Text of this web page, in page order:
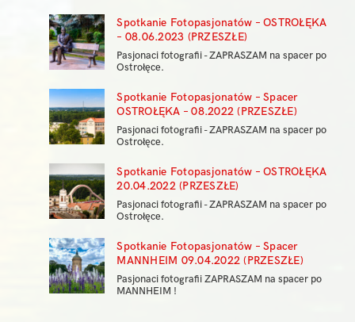
Spotkanie Fotopasjonatów – OSTROŁĘKA
– 08.06.2023 (PRZESZŁE)
Pasjonaci fotografii - ZAPRASZAM na spacer po
Ostrołęce.
Spotkanie Fotopasjonatów – Spacer
OSTROŁĘKA – 08.2022 (PRZESZŁE)
Pasjonaci fotografii - ZAPRASZAM na spacer po
Ostrołęce.
Spotkanie Fotopasjonatów – OSTROŁĘKA
20.04.2022 (PRZESZŁE)
Pasjonaci fotografii - ZAPRASZAM na spacer po
Ostrołęce.
Spotkanie Fotopasjonatów – Spacer
MANNHEIM 09.04.2022 (PRZESZŁE)
Pasjonaci fotografii ZAPRASZAM na spacer po
MANNHEIM !